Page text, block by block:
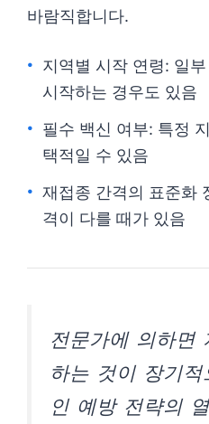
바람직합니다.
지역별 시작 연령: 일
시작하는 경우도 있음
필수 백신 여부: 특정
택적일 수 있음
재접종 간격의 표준화
격이 다를 때가 있음
전문가에 의하면
하는 것이 장기
인 예방 전략의